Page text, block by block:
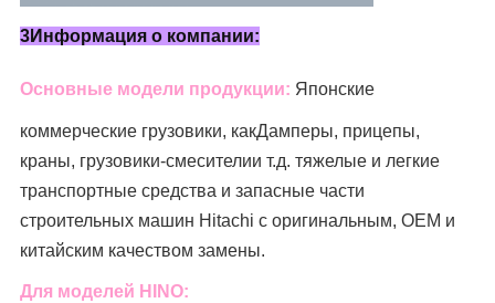
3Информация о компании:
Основные модели продукции: Японские
коммерческие грузовики, какДамперы, прицепы,
краны, грузовики-смесителии т.д. тяжелые и легкие
транспортные средства и запасные части
строительных машин Hitachi с оригинальным, OEM и
китайским качеством замены.
Для моделей HINO: